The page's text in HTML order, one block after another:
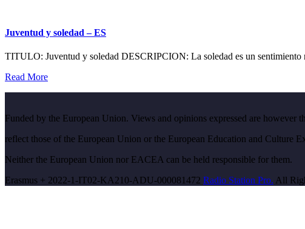
Juventud y soledad – ES
TITULO: Juventud y soledad DESCRIPCION: La soledad es un sentimiento
Read More
Funded by the European Union. Views and opinions expressed are however
reflect those of the European Union or the European Education and Culture
Neither the European Union nor EACEA can be held responsible for them.
Erasmus + 2022-1-IT02-KA210-ADU-000081472 Radio Station Pro. All